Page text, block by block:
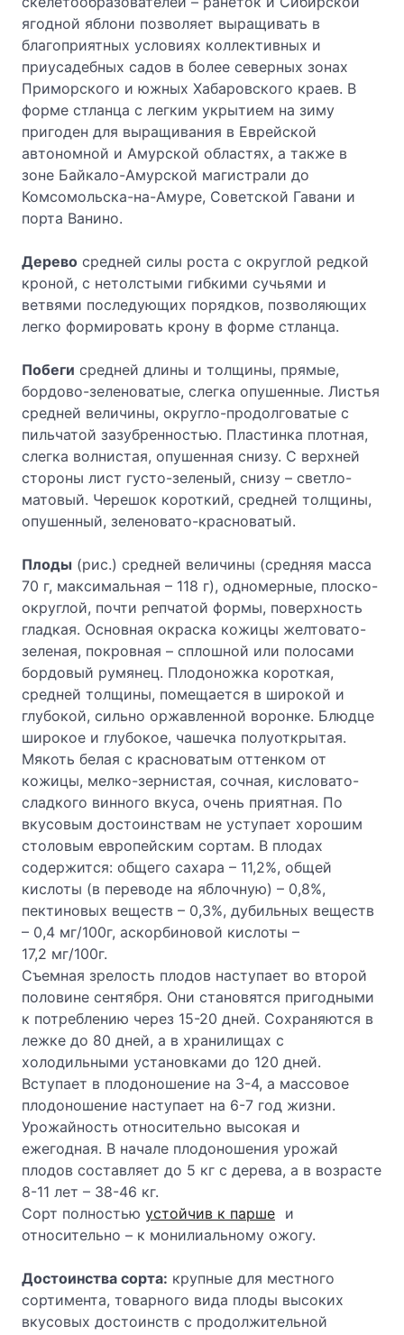
ягодной яблони позволяет выращивать в
благоприятных условиях коллективных и
приусадебных садов в более северных зонах
Приморского и южных Хабаровского краев. В
форме стланца с легким укрытием на зиму
пригоден для выращивания в Еврейской
автономной и Амурской областях, а также в
зоне Байкало-Амурской магистрали до
Комсомольска-на-Амуре, Советской Гавани и
порта Ванино.
Дерево средней силы роста с округлой редкой
кроной, с нетолстыми гибкими сучьями и
ветвями последующих порядков, позволяющих
легко формировать крону в форме стланца.
Побеги средней длины и толщины, прямые,
бордово-зеленоватые, слегка опушенные. Листья
средней величины, округло-продолговатые с
пильчатой зазубренностью. Пластинка плотная,
слегка волнистая, опушенная снизу. С верхней
стороны лист густо-зеленый, снизу – светло-
матовый. Черешок короткий, средней толщины,
опушенный, зеленовато-красноватый.
Плоды (рис.) средней величины (средняя масса
70 г, максимальная – 118 г), одномерные, плоско-
округлой, почти репчатой формы, поверхность
гладкая. Основная окраска кожицы желтовато-
зеленая, покровная – сплошной или полосами
бордовый румянец. Плодоножка короткая,
средней толщины, помещается в широкой и
глубокой, сильно оржавленной воронке. Блюдце
широкое и глубокое, чашечка полуоткрытая.
Мякоть белая с красноватым оттенком от
кожицы, мелко-зернистая, сочная, кисловато-
сладкого винного вкуса, очень приятная. По
вкусовым достоинствам не уступает хорошим
столовым европейским сортам. В плодах
содержится: общего сахара – 11,2%, общей
кислоты (в переводе на яблочную) – 0,8%,
пектиновых веществ – 0,3%, дубильных веществ
– 0,4 мг/100г, аскорбиновой кислоты –
17,2 мг/100г.
Съемная зрелость плодов наступает во второй
половине сентября. Они становятся пригодными
к потреблению через 15-20 дней. Сохраняются в
лежке до 80 дней, а в хранилищах с
холодильными установками до 120 дней.
Вступает в плодоношение на 3-4, а массовое
плодоношение наступает на 6-7 год жизни.
Урожайность относительно высокая и
ежегодная. В начале плодоношения урожай
плодов составляет до 5 кг с дерева, а в возрасте
8-11 лет – 38-46 кг.
Сорт полностью устойчив к парше и
относительно – к монилиальному ожогу.
Достоинства сорта: крупные для местного
сортимента, товарного вида плоды высоких
вкусовых достоинств с продолжительной